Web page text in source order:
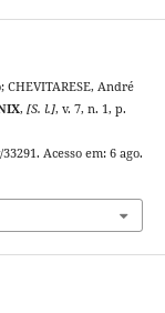
CHEVITARESE, André
, [S. l.], v. 7, n. 1, p.
Acesso em: 6 ago.